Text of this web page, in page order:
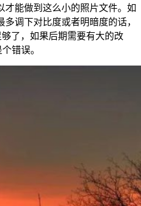
才能做到这么小的照片文件。如
调下对比度或者明暗度的话，
了，如果后期需要有大的改
错误。